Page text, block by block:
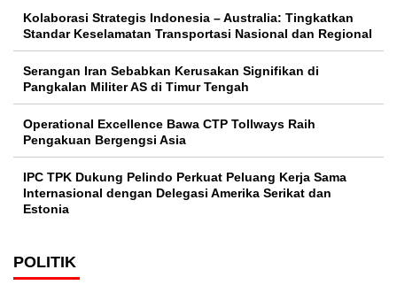
Kolaborasi Strategis Indonesia – Australia: Tingkatkan
Standar Keselamatan Transportasi Nasional dan Regional
Serangan Iran Sebabkan Kerusakan Signifikan di
Pangkalan Militer AS di Timur Tengah
Operational Excellence Bawa CTP Tollways Raih
Pengakuan Bergengsi Asia
IPC TPK Dukung Pelindo Perkuat Peluang Kerja Sama
Internasional dengan Delegasi Amerika Serikat dan
Estonia
POLITIK